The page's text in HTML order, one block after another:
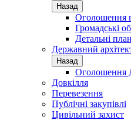
Назад
Оголошення
Громадські
Детальні
Державний
Назад
Довкілля
Перевезення
Публічні закупівлі
Цивільний захист